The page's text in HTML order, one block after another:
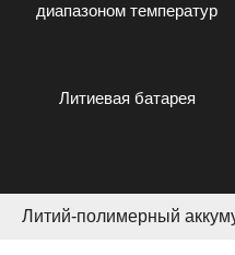
диапазоном температур
Литиевая батарея